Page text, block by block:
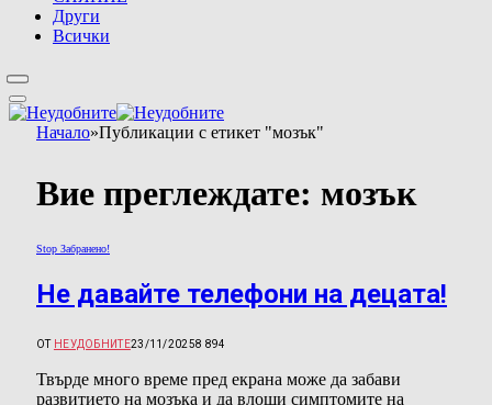
Други
Всички
Начало»Публикации с етикет "мозък"
Вие преглеждате: мозък
Stop Забранено!
Не давайте телефони на децата!
ОТ НЕУДОБНИТЕ23/11/20258 894
Твърде много време пред екрана може да забави
развитието на мозъка и да влоши симптомите на